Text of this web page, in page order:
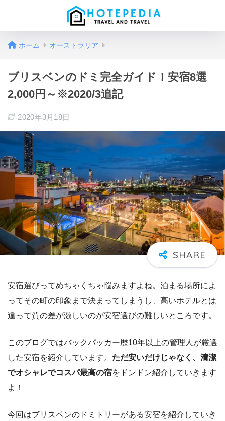
ホーム オーストラリア
ブリスベンのドミ完全ガイド！安宿8選
2,000円～※2020/3追記
2020年3月18日
安宿選びってめちゃくちゃ悩みますよね。泊まる場所によ
ってその町の印象まで決まってしまうし、高いホテルとは
違って質の差が激しいのが安宿選びの難しいところです。
このブログではバックパッカー歴10年以上の管理人が厳選
した安宿を紹介しています。 ただ安いだけじゃなく、清潔
でオシャレでコスパ最高の宿をドンドン紹介していきます
よ！
今回はブリスベンのドミトリーがある安宿を紹介していき